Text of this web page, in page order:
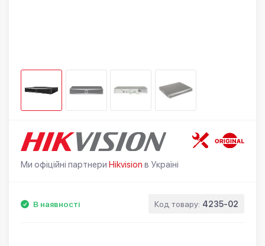
Ми офіційні партнери Hikvision в Україні
В наявності Код товару: 4235-02